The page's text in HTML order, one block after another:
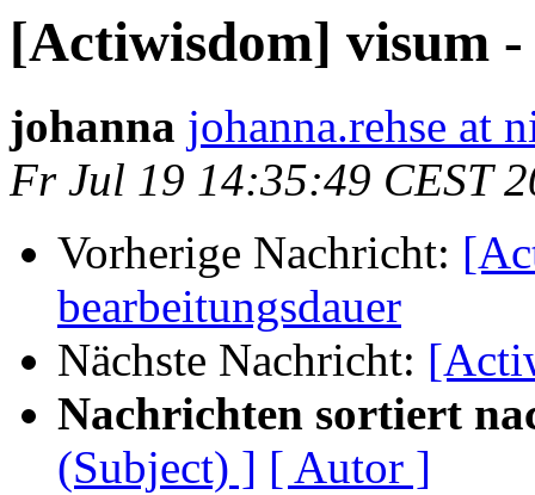
[Actiwisdom] visum
johanna johanna.rehse at
Fr Jul 19 14:35:49 CEST
Vorherige Nachricht:
bearbeitungsdauer
Nächste Nachricht:
Nachrichten sortiert
(Subject) ] [ Autor ]